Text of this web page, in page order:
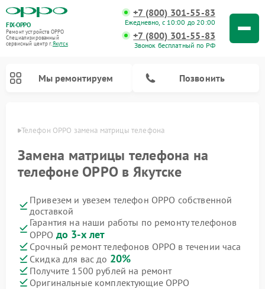
FIX-OPPO
Ремонт устройств OPPO
Специализированный
cервисный центр г.Якутск
+7 (800) 301-55-83
Ежедневно, с 10:00 до 20:00
+7 (800) 301-55-83
Звонок бесплатный по РФ
Мы ремонтируем Позвонить
Телефон OPPO замена матрицы телефона
Замена матрицы телефона на
телефоне OPPO в Якутске
Привезем и увезем телефон OPPO собственной
доставкой
Гарантия на наши работы по ремонту телефонов
OPPO до 3-х лет
Срочный ремонт телефонов OPPO в течении часа
Скидка для вас до 20%
Получите 1500 рублей на ремонт
Оригинальные комплектующие OPPO